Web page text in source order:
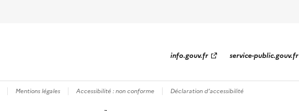
info.gouv.fr service-public.gouv.fr
Mentions légales Accessibilité : non conforme Déclaration d’accessibilité